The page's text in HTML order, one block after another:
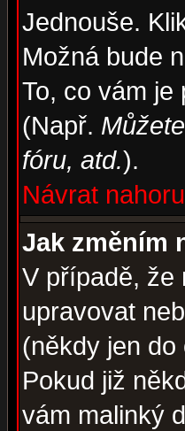
Jednouše.
Možná bude
To, co vám je
(Např.
fóru, atd.).
Návrat nahoru
Jak změním
V případě, že
upravovat
(někdy jen
Pokud již
vám malinký